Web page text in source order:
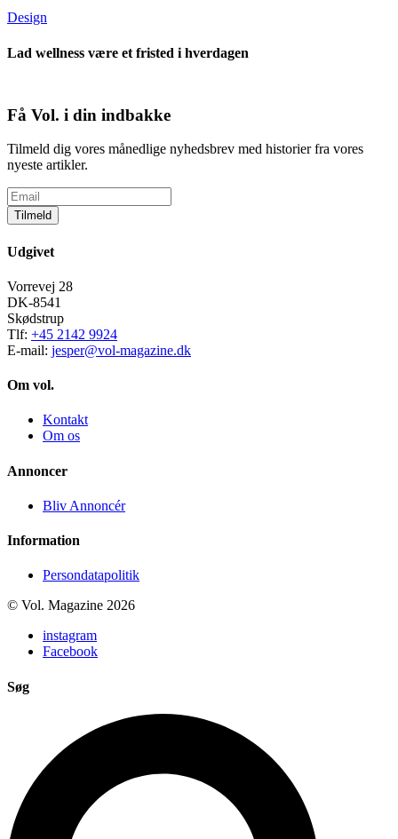
Design
Lad wellness være et fristed i hverdagen
Få Vol. i din indbakke
Tilmeld dig vores månedlige nyhedsbrev med historier fra vores
nyeste artikler.
Tilmeld
Udgivet
Vorrevej 28
DK-8541
Skødstrup
Tlf: +45 2142 9924
E-mail: jesper@vol-magazine.dk
Om vol.
Kontakt
Om os
Annoncer
Bliv Annoncér
Information
Persondatapolitik
© Vol. Magazine 2026
instagram
Facebook
Søg